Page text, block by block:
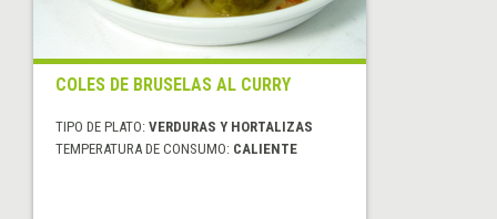
COLES DE BRUSELAS AL CURRY
TIPO DE PLATO: VERDURAS Y HORTALIZAS
TEMPERATURA DE CONSUMO: CALIENTE